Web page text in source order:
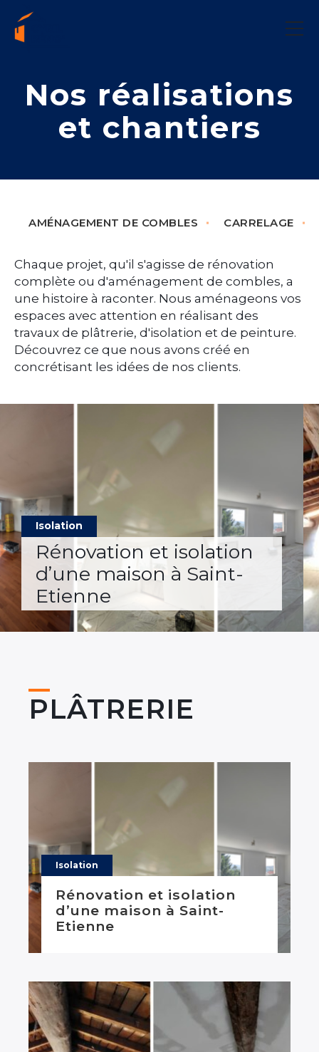
Isolation
Rénovation et isolation
d’une maison à Saint-
Etienne
Nos réalisations
et chantiers
AMÉNAGEMENT DE COMBLES CARRELAGE
Chaque projet, qu'il s'agisse de rénovation
complète ou d'aménagement de combles, a
une histoire à raconter. Nous aménageons vos
espaces avec attention en réalisant des
travaux de plâtrerie, d'isolation et de peinture.
Découvrez ce que nous avons créé en
concrétisant les idées de nos clients.
PLÂTRERIE
Isolation
Rénovation et isolation
d’une maison à Saint-
Etienne
Prestations
Contactez-nous
06 77 26 15 47